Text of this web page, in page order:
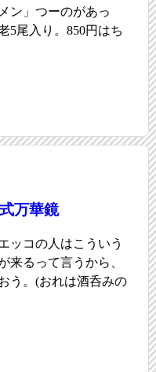
ン」つーのがあっ
5尾入り。850円はち
万華鏡
ッコの人はこういう
来るって言うから、
う。(おれは酒呑みの